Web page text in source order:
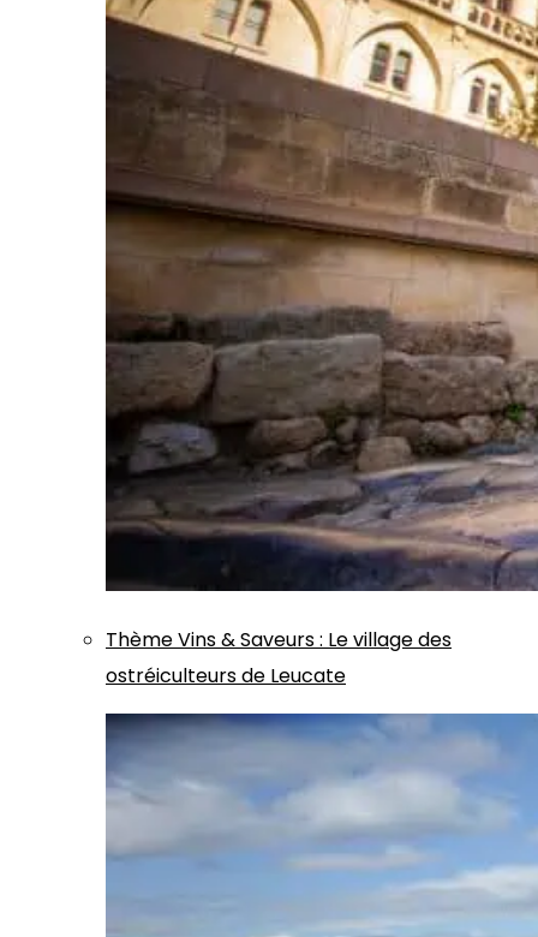
ThèmeVins & Saveurs: Le village des
ostréiculteurs de Leucate